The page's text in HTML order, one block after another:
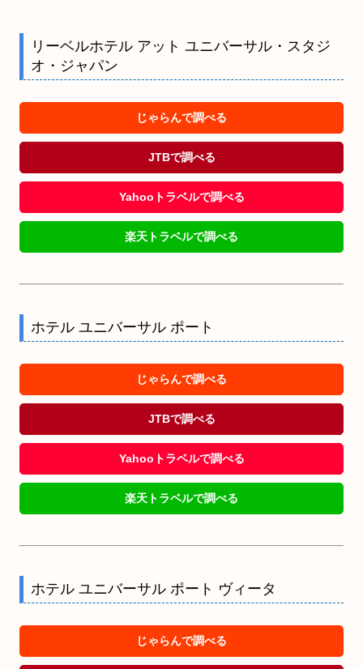
リーベルホテル アット ユニバーサル・スタジ
オ・ジャパン
じゃらんで調べる
JTBで調べる
Yahooトラベルで調べる
楽天トラベルで調べる
ホテル ユニバーサル ポート
じゃらんで調べる
JTBで調べる
Yahooトラベルで調べる
楽天トラベルで調べる
ホテル ユニバーサル ポート ヴィータ
じゃらんで調べる